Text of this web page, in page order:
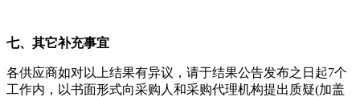
七、其它补充事宜
各供应商如对以上结果有异议，请于结果公告发布之日起7个
工作内，以书面形式向采购人和采购代理机构提出质疑(加盖